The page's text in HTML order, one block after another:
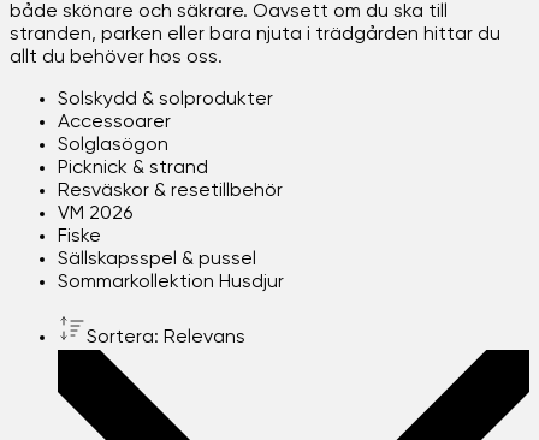
både skönare och säkrare. Oavsett om du ska till
stranden, parken eller bara njuta i trädgården hittar du
allt du behöver hos oss.
Solskydd & solprodukter
Accessoarer
Solglasögon
Picknick & strand
Resväskor & resetillbehör
VM 2026
Fiske
Sällskapsspel & pussel
Sommarkollektion Husdjur
Sortera: Relevans